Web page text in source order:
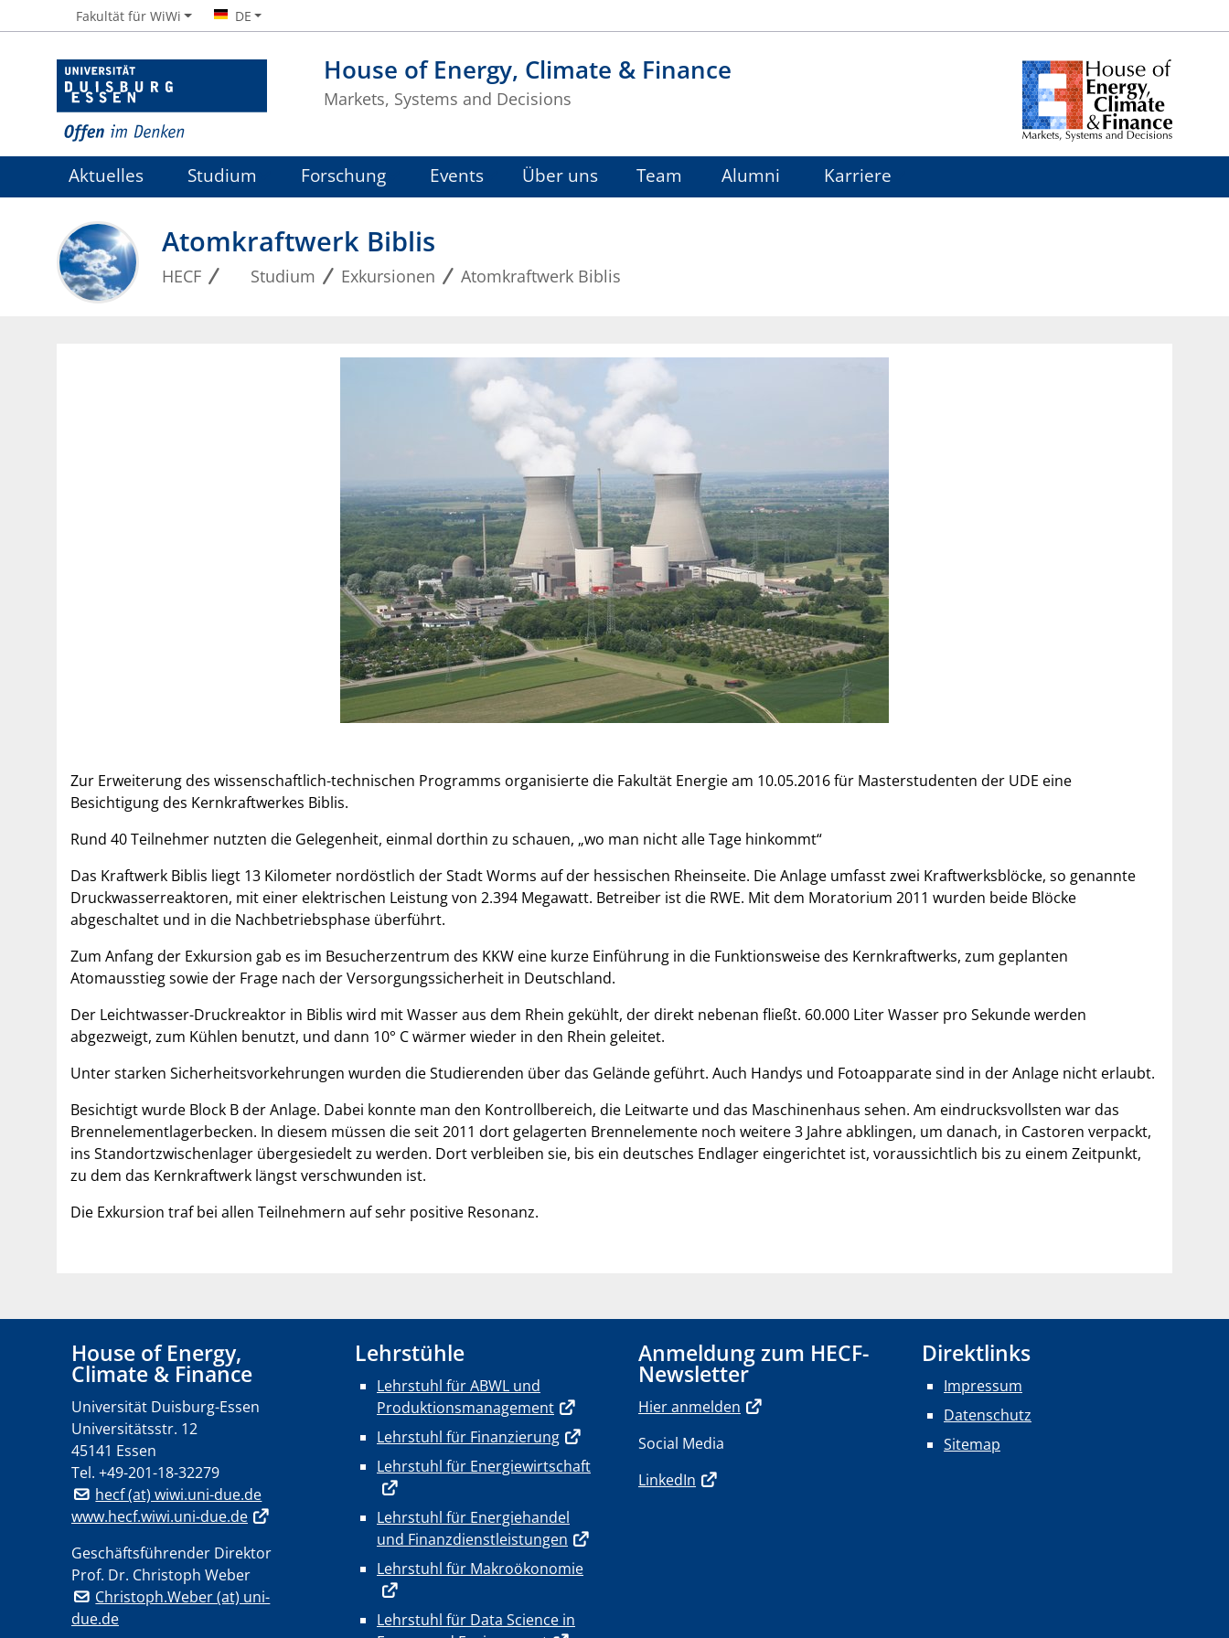
House of Energy, Climate & Finance
Markets, Systems and Decisions
Fakultät für WiWi DE
Aktuelles Studium Forschung Events Über uns Team Alumni Karriere
Atomkraftwerk Biblis
HECF Studium Exkursionen Atomkraftwerk Biblis
Zur Erweiterung des wissenschaftlich-technischen Programms organisierte die Fakultät Energie am 10.05.2016 für Masterstudenten der UDE eine
Besichtigung des Kernkraftwerkes Biblis.
Rund 40 Teilnehmer nutzten die Gelegenheit, einmal dorthin zu schauen, „wo man nicht alle Tage hinkommt“
Das Kraftwerk Biblis liegt 13 Kilometer nordöstlich der Stadt Worms auf der hessischen Rheinseite. Die Anlage umfasst zwei Kraftwerksblöcke, so genannte
Druckwasserreaktoren, mit einer elektrischen Leistung von 2.394 Megawatt. Betreiber ist die RWE. Mit dem Moratorium 2011 wurden beide Blöcke
abgeschaltet und in die Nachbetriebsphase überführt.
Zum Anfang der Exkursion gab es im Besucherzentrum des KKW eine kurze Einführung in die Funktionsweise des Kernkraftwerks, zum geplanten
Atomausstieg sowie der Frage nach der Versorgungssicherheit in Deutschland.
Der Leichtwasser-Druckreaktor in Biblis wird mit Wasser aus dem Rhein gekühlt, der direkt nebenan fließt. 60.000 Liter Wasser pro Sekunde werden
abgezweigt, zum Kühlen benutzt, und dann 10° C wärmer wieder in den Rhein geleitet.
Unter starken Sicherheitsvorkehrungen wurden die Studierenden über das Gelände geführt. Auch Handys und Fotoapparate sind in der Anlage nicht erlaubt.
Besichtigt wurde Block B der Anlage. Dabei konnte man den Kontrollbereich, die Leitwarte und das Maschinenhaus sehen. Am eindrucksvollsten war das
Brennelementlagerbecken. In diesem müssen die seit 2011 dort gelagerten Brennelemente noch weitere 3 Jahre abklingen, um danach, in Castoren verpackt,
ins Standortzwischenlager übergesiedelt zu werden. Dort verbleiben sie, bis ein deutsches Endlager eingerichtet ist, voraussichtlich bis zu einem Zeitpunkt,
zu dem das Kernkraftwerk längst verschwunden ist.
Die Exkursion traf bei allen Teilnehmern auf sehr positive Resonanz.
House of Energy,
Climate & Finance
Universität Duisburg-Essen
Universitätsstr. 12
45141 Essen
Tel. +49-201-18-32279
hecf (at) wiwi.uni-due.de
www.hecf.wiwi.uni-due.de
Geschäftsführender Direktor
Prof. Dr. Christoph Weber
Christoph.Weber (at) uni-
due.de
Lehrstühle
Lehrstuhl für ABWL und
Produktionsmanagement
Lehrstuhl für Finanzierung
Lehrstuhl für Energiewirtschaft
Lehrstuhl für Energiehandel
und Finanzdienstleistungen
Lehrstuhl für Makroökonomie
Lehrstuhl für Data Science in
Anmeldung zum HECF-
Newsletter
Hier anmelden
Social Media
LinkedIn
Direktlinks
Impressum
Datenschutz
Sitemap